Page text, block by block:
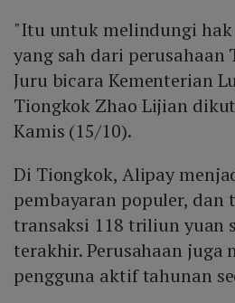
"Itu untuk melindungi
yang sah dari perusahaan
Juru bicara Kementerian
Tiongkok Zhao Lijian
Kamis (15/10).
Di Tiongkok, Alipay
pembayaran populer, dan
transaksi 118 triliun yuan
terakhir. Perusahaan juga
pengguna aktif tahunan